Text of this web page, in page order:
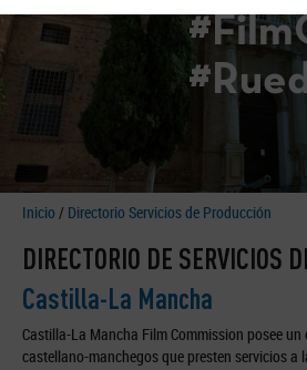
Inicio / Directorio Servicios de Producción
DIRECTORIO DE SERVICIOS
Castilla-La Mancha
Castilla-La Mancha Film Commission posee
castellano-manchegos que presten servicios a